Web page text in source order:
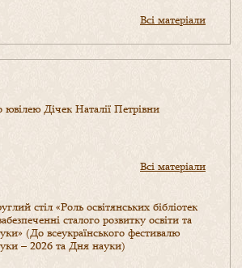
Всі матеріали
ювілею Дічек Наталії Петрівни
Всі матеріали
стіл «Роль освітянських бібліотек
сталого розвитку освіти та
(До всеукраїнського фестивалю
– 2026 та Дня науки)